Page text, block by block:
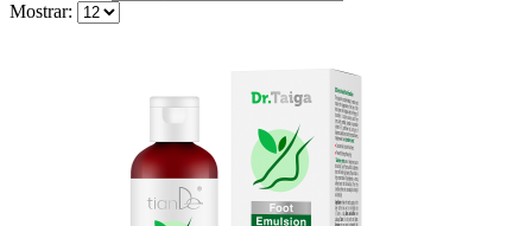
Mostrar: